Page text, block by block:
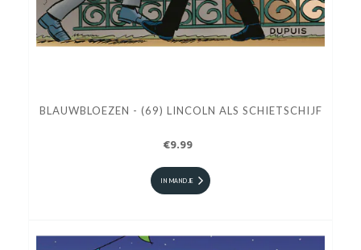
BLAUWBLOEZEN - (69) LINCOLN ALS SCHIETSCHIJF
€9.99
IN MANDJE